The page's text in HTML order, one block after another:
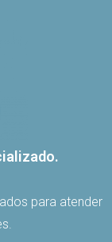
para atender